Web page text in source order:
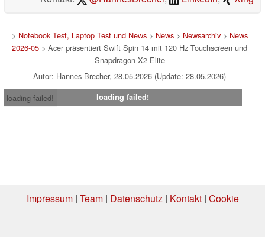
> Notebook Test, Laptop Test und News> News> Newsarchiv> News
2026-05 > Acer präsentiert Swift Spin 14 mit 120 Hz Touchscreen und
Snapdragon X2 Elite
Autor: Hannes Brecher, 28.05.2026 (Update: 28.05.2026)
loading failed!
loading failed!
Impressum| Team| Datenschutz| Kontakt| Cookie